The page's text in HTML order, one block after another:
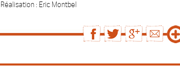
Réalisation : Eric Montbel